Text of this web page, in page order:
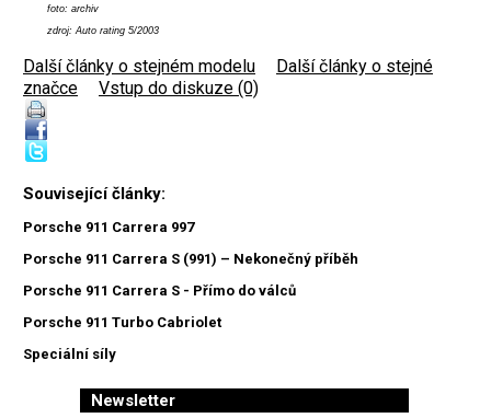
foto: archiv
zdroj: Auto rating 5/2003
Další články o stejném modelu
Další články o stejné
značce
Vstup do diskuze (0)
Související články:
Porsche 911 Carrera 997
Porsche 911 Carrera S (991) – Nekonečný příběh
Porsche 911 Carrera S - Přímo do válců
Porsche 911 Turbo Cabriolet
Speciální síly
Newsletter